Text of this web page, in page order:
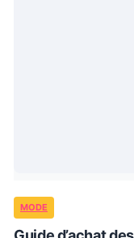
MODE